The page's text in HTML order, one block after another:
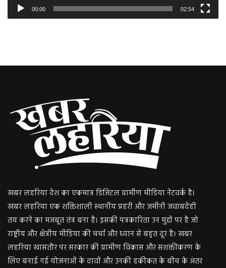
00:00 02:54
खबर लहरिया देश का एकमात्र डिजिटल ग्रामीण मीडिया नेटवर्क है।
खबर लहरिया एक शक्तिशाली स्थानीय प्रहरी और जमीनी जवाबदेही
तय करने का मजबूत तंत्र बना है। इसकी पत्रकारिता उन मुद्दों पर है जो
राष्ट्रीय और क्षेत्रीय मीडिया की चर्चा और ध्यान से बहुत दूर हैं। खबर
लहरिया खासतौर पर सरकार की ग्रामीण विकास और सशक्तीकरण के
लिए बनाई गई योजनाओं के दावों और उनकी हकीकत के बीच के अंतर